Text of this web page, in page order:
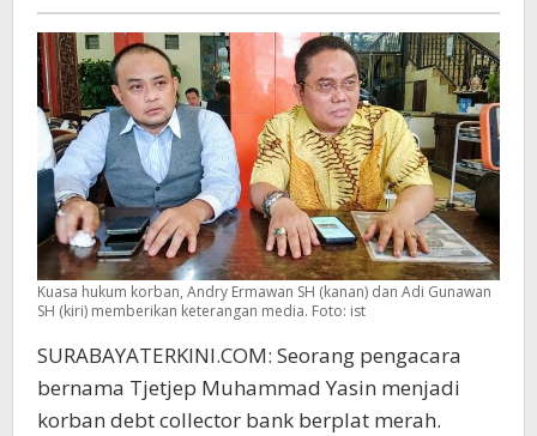
oleh
Debt
Collector
Bank
Berplat
Merah
Kuasa hukum korban, Andry Ermawan SH (kanan) dan Adi Gunawan
SH (kiri) memberikan keterangan media. Foto: ist
SURABAYATERKINI.COM: Seorang pengacara
bernama Tjetjep Muhammad Yasin menjadi
korban debt collector bank berplat merah.